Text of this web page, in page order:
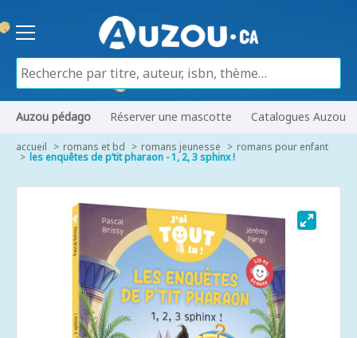
Auzou pédago Réserver une mascotte Catalogues Auzou
accueil romans et bd romans jeunesse romans pour enfant
les enquêtes de p’tit pharaon - 1, 2, 3 sphinx !